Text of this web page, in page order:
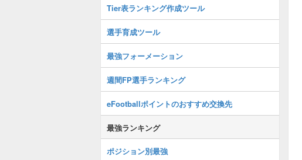
Tier表ランキング作成ツール
選手育成ツール
最強フォーメーション
週間FP選手ランキング
eFootballポイントのおすすめ交換先
最強ランキング
ポジション別最強